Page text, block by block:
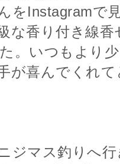
をInstagramで
な香り付き線香
。いつもより
が喜んでくれ
ジマス釣りへ